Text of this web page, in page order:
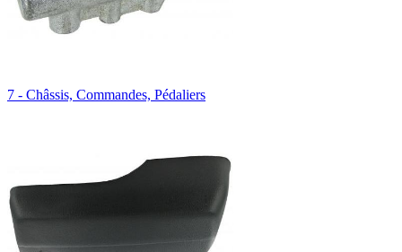
7 - Châssis, Commandes, Pédaliers